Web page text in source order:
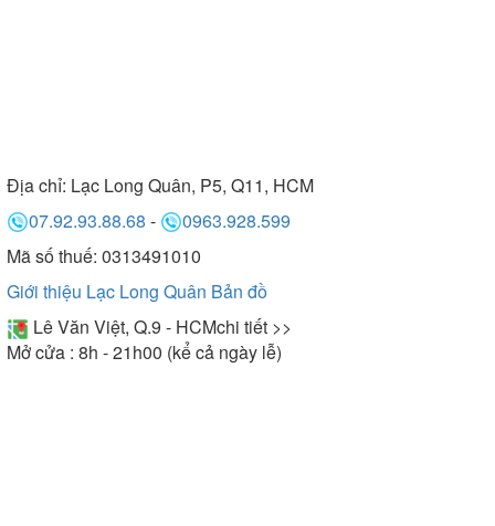
Địa chỉ: Lạc Long Quân, P5, Q11, HCM
07.92.93.88.68 -
0963.928.599
Mã số thuế: 0313491010
Giới thiệu Lạc Long Quân Bản đồ
Lê Văn Việt, Q.9 - HCMchi tiết >>
Mở cửa : 8h - 21h00 (kể cả ngày lễ)